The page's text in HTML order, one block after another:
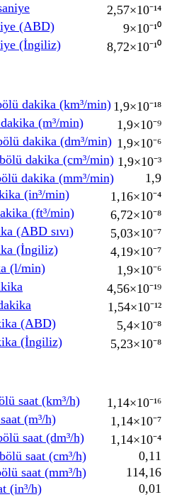
2,57×10⁻¹⁴
(ABD)
9×10⁻¹⁰
(İngiliz)
8,72×10⁻¹⁰
dakika (km³/min) 1,9×10⁻¹⁸
(m³/min)
1,9×10⁻⁹
dakika (dm³/min) 1,9×10⁻⁶
dakika (cm³/min) 1,9×10⁻³
dakika (mm³/min)
1,9
(in³/min)
1,16×10⁻⁴
(ft³/min)
6,72×10⁻⁸
(ABD sıvı)
5,03×10⁻⁷
(İngiliz)
4,19×10⁻⁷
(l/min)
1,9×10⁻⁶
4,56×10⁻¹⁹
1,54×10⁻¹²
(ABD)
5,4×10⁻⁸
(İngiliz)
5,23×10⁻⁸
saat (km³/h)
1,14×10⁻¹⁶
(m³/h)
1,14×10⁻⁷
saat (dm³/h)
1,14×10⁻⁴
saat (cm³/h)
0,11
saat (mm³/h)
114,16
(in³/h)
0,01